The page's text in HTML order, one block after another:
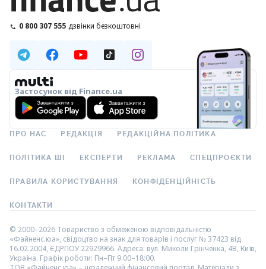
0 800 307 555 дзвінки безкоштовні
Застосунок від Finance.ua
ПРО НАС РЕДАКЦІЯ РЕДАКЦІЙНА ПОЛІТИКА
ПОЛІТИКА ШІ ЕКСПЕРТИ РЕКЛАМА СПЕЦПРОЄКТИ
ПРАВИЛА КОРИСТУВАННЯ КОНФІДЕНЦІЙНІСТЬ
КОНТАКТИ
© 2000–2026 Товариство з обмеженою відповідальністю
«Файненс.юа», свідоцтво на знак для товарів і послуг № 37423 від
16.02.2004, ЄДРПОУ 22929966. Адреса: вул. Миколи Грінченка, 4В, Київ,
Україна. Графік роботи: Пн–Пт 9:00–18:00.